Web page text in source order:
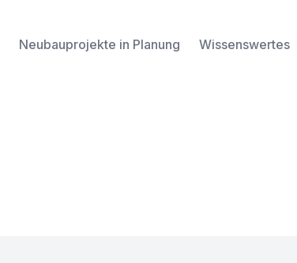
Neubauprojekte in Planung Wissenswertes